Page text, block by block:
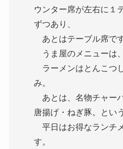
ウンター席が左右に１
ずつあり、
あとはテーブル席です
うま屋のメニューは
ラーメンはとんこつ
み。
あとは、名物チャー
唐揚げ・ねぎ豚。とい
平日はお得なランチ
す。